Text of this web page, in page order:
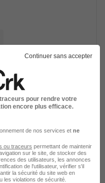
Agricole -
Continuer sans accepter
pour rendre votre
encore plus efficace.
de nos services et ne
ou traceurs permettant de maintenir
sur le site, de stocker des
des utilisateurs, les annonces
de l'utilisateur, vérifier s'il
la sécurité du site web en
les violations de sécurité.